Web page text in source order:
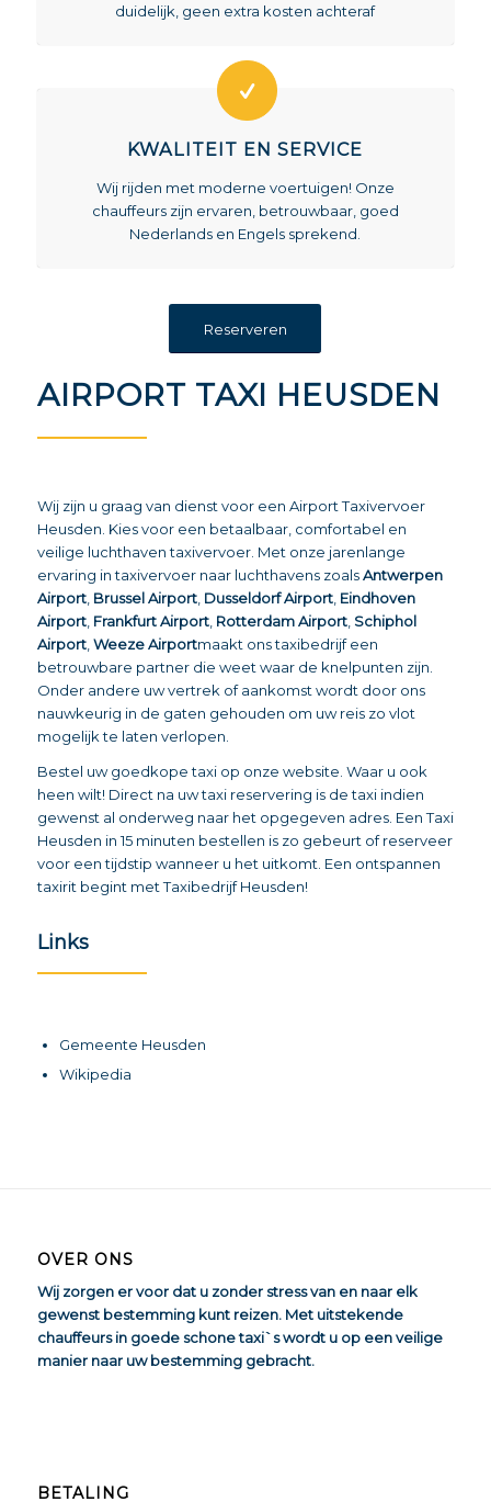
duidelijk, geen extra kosten achteraf
KWALITEIT EN SERVICE
Wij rijden met moderne voertuigen! Onze
chauffeurs zijn ervaren, betrouwbaar, goed
Nederlands en Engels sprekend.
Reserveren
AIRPORT TAXI HEUSDEN
Wij zijn u graag van dienst voor een Airport Taxivervoer
Heusden. Kies voor een betaalbaar, comfortabel en
veilige luchthaven taxivervoer. Met onze jarenlange
ervaring in taxivervoer naar luchthavens zoalsAntwerpen
Airport, Brussel Airport, Dusseldorf Airport, Eindhoven
Airport, Frankfurt Airport, Rotterdam Airport, Schiphol
Airport, Weeze Airportmaakt ons taxibedrijf een
betrouwbare partner die weet waar de knelpunten zijn.
Onder andere uw vertrek of aankomst wordt door ons
nauwkeurig in de gaten gehouden om uw reis zo vlot
mogelijk te laten verlopen.
Bestel uw goedkope taxi op onze website . Waar u ook
heen wilt! Direct na uw taxi reservering is de taxi indien
gewenst al onderweg naar het opgegeven adres. Een Taxi
Heusden in 15 minuten bestellen is zo gebeurt of reserveer
voor een tijdstip wanneer u het uitkomt. Een ontspannen
taxirit begint met Taxibedrijf Heusden!
Links
Gemeente Heusden
Wikipedia
OVER ONS
Wij zorgen er voor dat u zonder stress van en naar elk
gewenst bestemming kunt reizen. Met uitstekende
chauffeurs in goede schone taxi`s wordt u op een veilige
manier naar uw bestemming gebracht.
BETALING